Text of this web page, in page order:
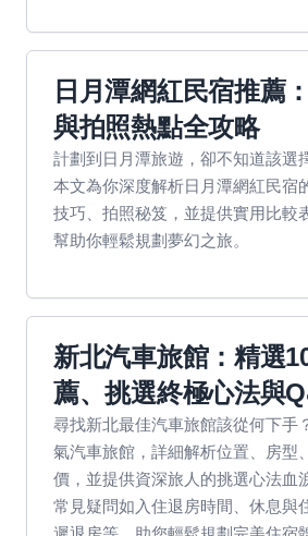
日月潭網紅民宿推薦
與拍照熱點全攻略
計劃到日月潭旅遊，卻不知道該選
本文為你深度解析日月潭網紅民宿
技巧、拍照秘笈，並提供實用比較
幫助你輕鬆規劃夢幻之旅。
新北汽車旅館：精選
薦、挑選終極心法與
尋找新北最佳汽車旅館該從何下手
氣汽車旅館，詳細解析位置、房型
價，並提供資深旅人的挑選心法血
常見疑問如入住退房時間、休息與